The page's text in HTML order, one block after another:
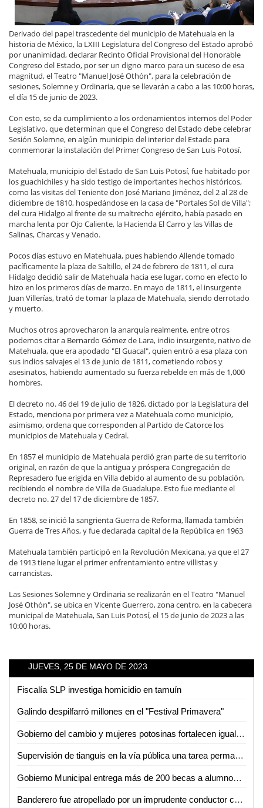
Derivado del papel trascedente del municipio de Matehuala en la
historia de México, la LXIII Legislatura del Congreso del Estado aprobó
por unanimidad, declarar Recinto Oficial Provisional del Honorable
Congreso del Estado, por ser un digno marco para un suceso de esa
magnitud, el Teatro "Manuel José Othón", para la celebración de
sesiones, Solemne y Ordinaria, que se llevarán a cabo a las 10:00 horas,
el día 15 de junio de 2023.
Con esto, se da cumplimiento a los ordenamientos internos del Poder
Legislativo, que determinan que el Congreso del Estado debe celebrar
Sesión Solemne, en algún municipio del interior del Estado para
conmemorar la instalación del Primer Congreso de San Luis Potosí.
Matehuala, municipio del Estado de San Luis Potosí, fue habitado por
los guachichiles y ha sido testigo de importantes hechos históricos,
como las visitas del Teniente don José Mariano Jiménez, del 2 al 28 de
diciembre de 1810, hospedándose en la casa de "Portales Sol de Villa";
del cura Hidalgo al frente de su maltrecho ejército, había pasado en
marcha lenta por Ojo Caliente, la Hacienda El Carro y las Villas de
Salinas, Charcas y Venado.
Pocos días estuvo en Matehuala, pues habiendo Allende tomado
pacíficamente la plaza de Saltillo, el 24 de febrero de 1811, el cura
Hidalgo decidió salir de Matehuala hacia ese lugar, como en efecto lo
hizo en los primeros días de marzo. En mayo de 1811, el insurgente
Juan Villerías, trató de tomar la plaza de Matehuala, siendo derrotado
y muerto.
Muchos otros aprovecharon la anarquía realmente, entre otros
podemos citar a Bernardo Gómez de Lara, indio insurgente, nativo de
Matehuala, que era apodado "El Guacal", quien entró a esa plaza con
sus indios salvajes el 13 de junio de 1811, cometiendo robos y
asesinatos, habiendo aumentado su fuerza rebelde en más de 1,000
hombres.
El decreto no. 46 del 19 de julio de 1826, dictado por la Legislatura del
Estado, menciona por primera vez a Matehuala como municipio,
asimismo, ordena que corresponden al Partido de Catorce los
municipios de Matehuala y Cedral.
En 1857 el municipio de Matehuala perdió gran parte de su territorio
original, en razón de que la antigua y próspera Congregación de
Represadero fue erigida en Villa debido al aumento de su población,
recibiendo el nombre de Villa de Guadalupe. Esto fue mediante el
decreto no. 27 del 17 de diciembre de 1857.
En 1858, se inició la sangrienta Guerra de Reforma, llamada también
Guerra de Tres Años, y fue declarada capital de la República en 1963
Matehuala también participó en la Revolución Mexicana, ya que el 27
de 1913 tiene lugar el primer enfrentamiento entre villistas y
carrancistas.
Las Sesiones Solemne y Ordinaria se realizarán en el Teatro "Manuel
José Othón", se ubica en Vicente Guerrero, zona centro, en la cabecera
municipal de Matehuala, San Luis Potosí, el 15 de junio de 2023 a las
10:00 horas.
JUEVES, 25 DE MAYO DE 2023
Fiscalía SLP investiga homicidio en tamuín
Galindo despilfarró millones en el "Festival Primavera"
Gobierno del cambio y mujeres potosinas fortalecen igualdad
Supervisión de tianguis en la vía pública una tarea permanente de la dirección de Comercio del ayuntamiento de San Luis Potosí
Gobierno Municipal entrega más de 200 becas a alumnos del Tecnológico de Ciudad Valles
Banderero fue atropellado por un imprudente conductor cerca de Cemex